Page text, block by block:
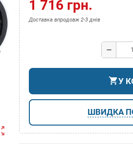
1 716 грн.
Доставка впродовж 2-3 днів
remove
shopping_cartУ
ШВИДКА